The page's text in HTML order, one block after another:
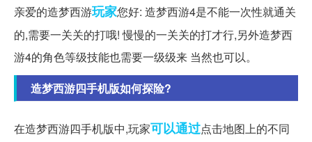
亲爱的造梦西游玩家您好: 造梦西游4是不能一次性就通关
的,需要一关关的打哦! 慢慢的一关关的打才行,另外造梦西
游4的角色等级技能也需要一级级来 当然也可以。
造梦西游四手机版如何探险?
在造梦西游四手机版中,玩家可以通过点击地图上的不同